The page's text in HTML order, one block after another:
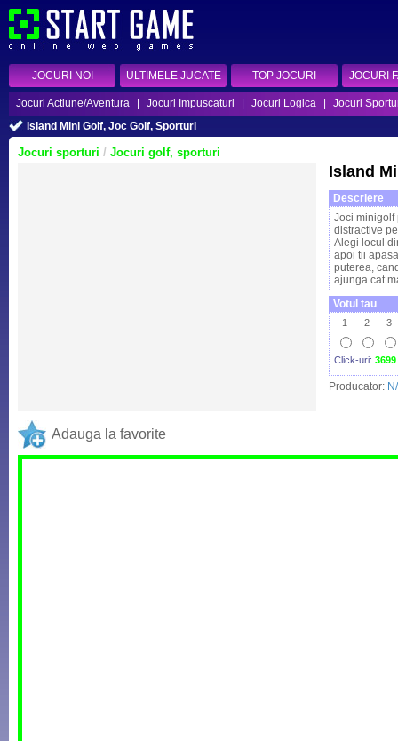
JOCURI NOI ULTIMELE JUCATE TOP JOCURI JOCURI
Jocuri Actiune/Aventura Jocuri Impuscaturi Jocuri Logica
Jocuri
Island Mini Golf, Joc Golf, Sporturi
Jocuri sporturi / Jocuri golf, sporturi
Island
Descriere
Joci minigolf
distractive
Alegi locul
apoi tii
puterea,
ajunga cat
Votul tau
1 2 3
Click-uri: 3699
Producator:
Adauga la favorite